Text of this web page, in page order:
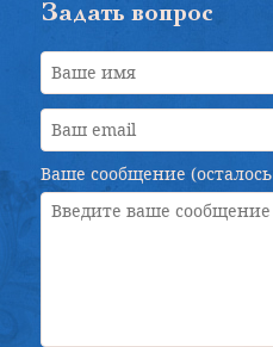
Задать вопрос
Ваше сообщение (осталось